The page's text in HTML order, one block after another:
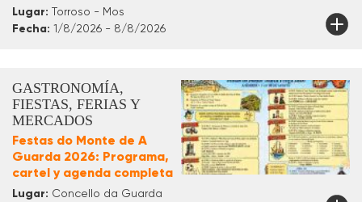
Lugar: Torroso - Mos
Fecha: 1/8/2026 - 8/8/2026
GASTRONOMÍA,
FIESTAS, FERIAS Y
MERCADOS
Festas do Monte de A
Guarda 2026: Programa,
cartel y agenda completa
Lugar: Concello da Guarda